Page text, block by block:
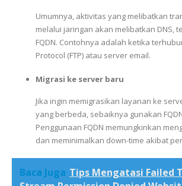
Umumnya, aktivitas yang melibatkan
melalui jaringan akan melibatkan DNS,
FQDN. Contohnya adalah ketika
Protocol (FTP) atau server email.
Migrasi ke server baru
Jika ingin memigrasikan layanan ke
yang berbeda, sebaiknya gunakan
Penggunaan FQDN memungkinkan
dan meminimalkan down-time akibat
Baca Juga Tips Mengatasi Failed